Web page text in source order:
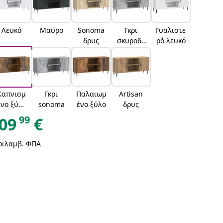
Λευκό Μαύρο
Sonoma
δρυς
Γκρι
σκυροδέ
ματος
Γυαλιστε
ρό λευκό
ξύλο
δρυός
Γκρι
sonoma
Παλαιωμ
ένο ξύλο
Artisan
δρυς
99 €
ΦΠΑ